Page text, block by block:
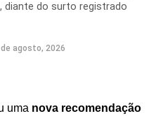
diante do surto registrado
de agosto, 2026
uma nova recomendação